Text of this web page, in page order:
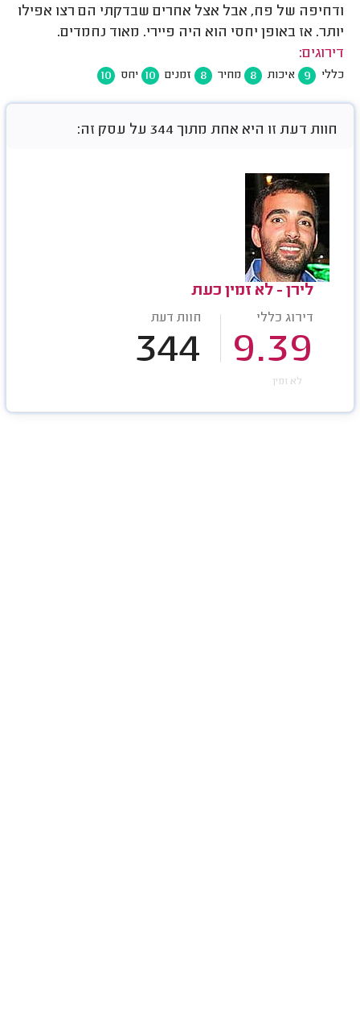
ודחיפה של פח, אבל אצל אחרים שבדקתי הם רצו אפילו
יותר. אז באופן יחסי הוא היה פיירי. מאוד נחמדים.
דירוגים:
כללי 9 איכות 8 מחיר 8 זמנים 10 יחס 10
חוות דעת זו היא אחת מתוך 344 על עסק זה:
לירן - לא זמין כעת
דירוג כללי
9.39
חוות דעת
344
לא זמין